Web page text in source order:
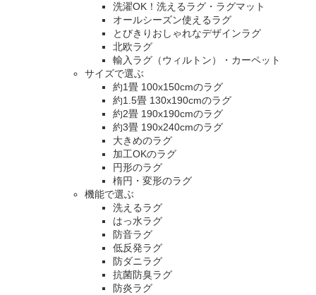
洗濯OK！洗えるラグ・ラグマット
オールシーズン使えるラグ
とびきりおしゃれなデザインラグ
北欧ラグ
輸入ラグ（ウィルトン）・カーペット
サイズで選ぶ
約1畳 100x150cmのラグ
約1.5畳 130x190cmのラグ
約2畳 190x190cmのラグ
約3畳 190x240cmのラグ
大きめのラグ
加工OKのラグ
円形のラグ
楕円・変形のラグ
機能で選ぶ
洗えるラグ
はっ水ラグ
防音ラグ
低反発ラグ
防ダニラグ
抗菌防臭ラグ
防炎ラグ